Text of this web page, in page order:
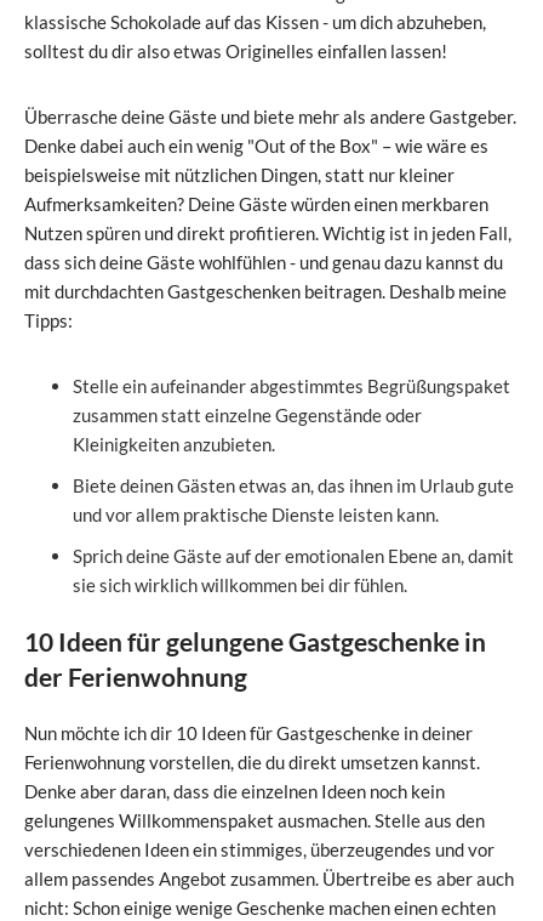
klassische Schokolade auf das Kissen - um dich abzuheben,
solltest du dir also etwas Originelles einfallen lassen!
Überrasche deine Gäste und biete mehr als andere Gastgeber.
Denke dabei auch ein wenig "Out of the Box" – wie wäre es
beispielsweise mit nützlichen Dingen, statt nur kleiner
Aufmerksamkeiten? Deine Gäste würden einen merkbaren
Nutzen spüren und direkt profitieren. Wichtig ist in jeden Fall,
dass sich deine Gäste wohlfühlen - und genau dazu kannst du
mit durchdachten Gastgeschenken beitragen. Deshalb meine
Tipps:
Stelle ein aufeinander abgestimmtes Begrüßungspaket
zusammen statt einzelne Gegenstände oder
Kleinigkeiten anzubieten.
Biete deinen Gästen etwas an, das ihnen im Urlaub gute
und vor allem praktische Dienste leisten kann.
Sprich deine Gäste auf der emotionalen Ebene an, damit
sie sich wirklich willkommen bei dir fühlen.
10 Ideen für gelungene Gastgeschenke in
der Ferienwohnung
Nun möchte ich dir 10 Ideen für Gastgeschenke in deiner
Ferienwohnung vorstellen, die du direkt umsetzen kannst.
Denke aber daran, dass die einzelnen Ideen noch kein
gelungenes Willkommenspaket ausmachen. Stelle aus den
verschiedenen Ideen ein stimmiges, überzeugendes und vor
allem passendes Angebot zusammen. Übertreibe es aber auch
nicht: Schon einige wenige Geschenke machen einen echten